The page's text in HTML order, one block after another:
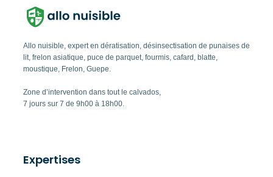
Allo nuisible, expert en dératisation, désinsectisation de punaises de
lit, frelon asiatique, puce de parquet, fourmis, cafard, blatte,
moustique, Frelon, Guepe.
Zone d’intervention dans tout le calvados,
7 jours sur 7 de 9h00 à 18h00.
Expertises